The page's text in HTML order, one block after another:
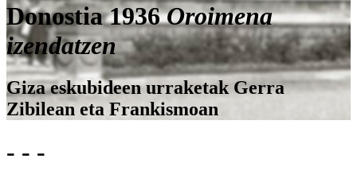
Donostia 1936Oroimena
izendatzen
Giza eskubideen urraketak Gerra
Zibilean eta Frankismoan
- - -